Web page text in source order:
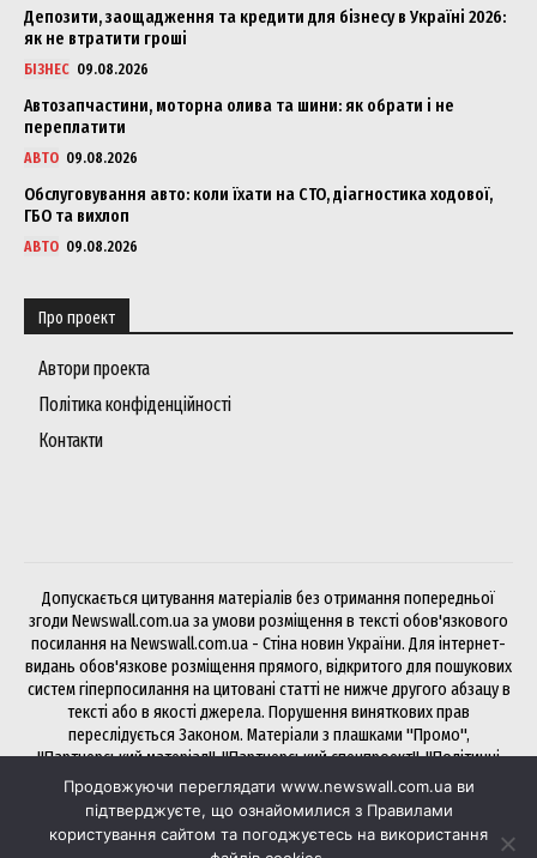
Депозити, заощадження та кредити для бізнесу в Україні 2026:
як не втратити гроші
БІЗНЕС 09.08.2026
Автозапчастини, моторна олива та шини: як обрати і не
переплатити
АВТО 09.08.2026
Обслуговування авто: коли їхати на СТО, діагностика ходової,
ГБО та вихлоп
АВТО 09.08.2026
Про проект
Автори проекта
Політика конфіденційності
Контакти
Допускається цитування матеріалів без отримання попередньої
згоди Newswall.com.ua за умови розміщення в тексті обов'язкового
посилання на Newswall.com.ua - Стіна новин України. Для інтернет-
видань обов'язкове розміщення прямого, відкритого для пошукових
систем гіперпосилання на цитовані статті не нижче другого абзацу в
тексті або в якості джерела. Порушення виняткових прав
переслідується Законом. Матеріали з плашками "Промо",
"Партнерський матеріал", "Партнерський спецпроект", "Політичні
новини", "Прес-реліз", "PR", "Офіційно" публікуються на правах
реклами.
Продовжуючи переглядати www.newswall.com.ua ви
підтверджуєте, що ознайомилися з Правилами
користування сайтом та погоджуєтесь на використання